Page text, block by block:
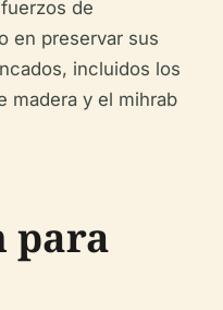
de
en preservar sus
incluidos los
madera y el mihrab
para